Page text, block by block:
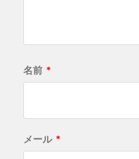
名前 *
メール *